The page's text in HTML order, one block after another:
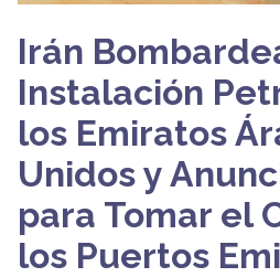
Irán
Instalación
los Emiratos
Unidos y
para Tomar el
los Puertos